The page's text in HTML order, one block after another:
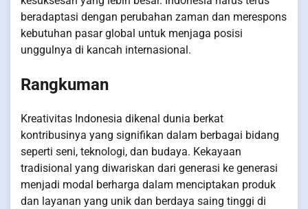
beradaptasi dengan perubahan zaman dan merespons
kebutuhan pasar global untuk menjaga posisi
unggulnya di kancah internasional.
Rangkuman
Kreativitas Indonesia dikenal dunia berkat
kontribusinya yang signifikan dalam berbagai bidang
seperti seni, teknologi, dan budaya. Kekayaan
tradisional yang diwariskan dari generasi ke generasi
menjadi modal berharga dalam menciptakan produk
dan layanan yang unik dan berdaya saing tinggi di